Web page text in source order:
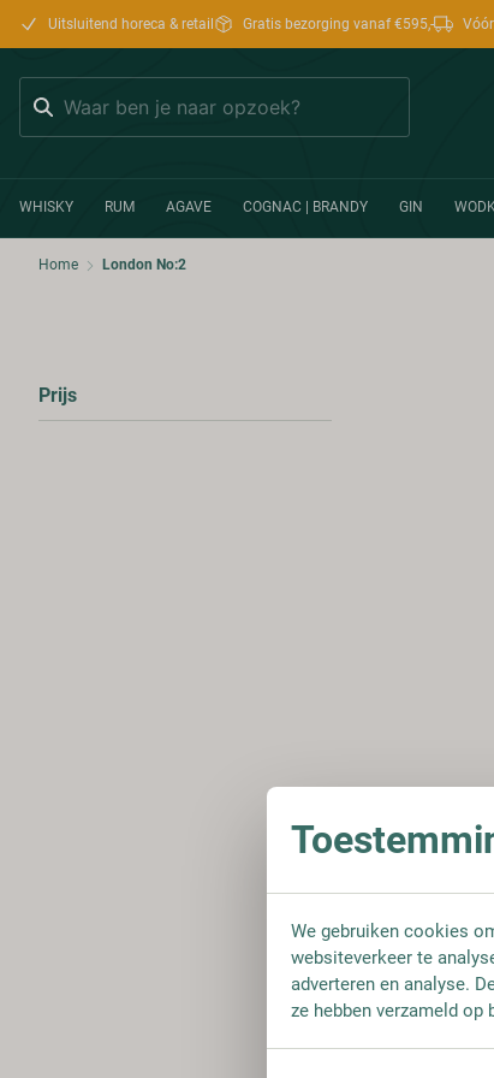
Uitsluitend horeca & retail Gratis bezorging vanaf €595,-
WHISKY RUM AGAVE COGNAC | BRANDY GIN
Home London No:2
Prijs
We gebruiken cookies
websiteverkeer te
adverteren en analyse.
ze hebben verzameld op